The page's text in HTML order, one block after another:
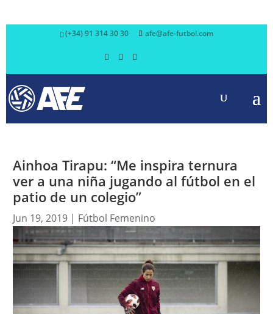
(+34) 91 314 30 30 afe@afe-futbol.com
Ainhoa Tirapu: “Me inspira ternura
ver a una niña jugando al fútbol en el
patio de un colegio”
Jun 19, 2019| Fútbol Femenino